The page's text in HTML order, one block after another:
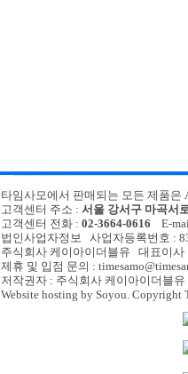
타임사모에서 판매되는 모든 제품은
고객센터 주소 : 서울 강서구 마곡서
고객센터 전화 : 02-3664-0616 E-
법인사업자정보 사업자등록번호 :
주식회사 케이아이더블유 대표이
제휴 및 입점 문의 :
저작권자 : 주식회사 케이아이더블
Website hosting by Soyou. Copyright